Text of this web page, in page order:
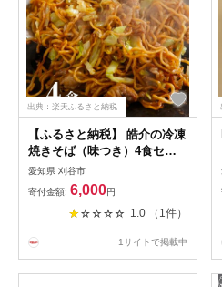
出典：楽天ふるさと納税
【ふるさと納税】 皓介の冷凍
焼きそば（味つき）4食セッ
ト ／ 焼きそば 冷凍焼きそば
味つき 焼きそば麺 蒸し麺 自
家製ソース ソース焼きそば
お取り寄せ レンジ調理 簡単
CAS冷凍 送料無料 愛知県 特
愛知県 刈谷市
寄付金額: 6,000円
1.0 （1件）
1サイトで掲載中